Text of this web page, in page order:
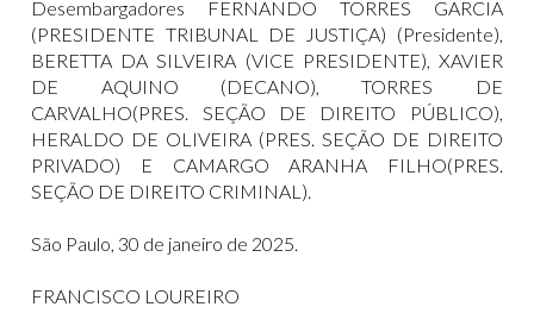
Desembargadores FERNANDO TORRES GARCIA
(PRESIDENTE TRIBUNAL DE JUSTIÇA) (Presidente),
BERETTA DA SILVEIRA (VICE PRESIDENTE), XAVIER
DE AQUINO (DECANO), TORRES DE
CARVALHO(PRES. SEÇÃO DE DIREITO PÚBLICO),
HERALDO DE OLIVEIRA (PRES. SEÇÃO DE DIREITO
PRIVADO) E CAMARGO ARANHA FILHO(PRES.
SEÇÃO DE DIREITO CRIMINAL).
São Paulo, 30 de janeiro de 2025.
FRANCISCO LOUREIRO